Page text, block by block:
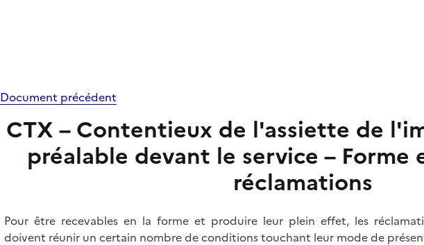
Document précédent
CTX – Contentieux de l'assiette de
préalable devant le service – Forme
réclamations
Pour être recevables en la forme et produire leur plein effet, les
doivent réunir un certain nombre de conditions touchant leur mode de